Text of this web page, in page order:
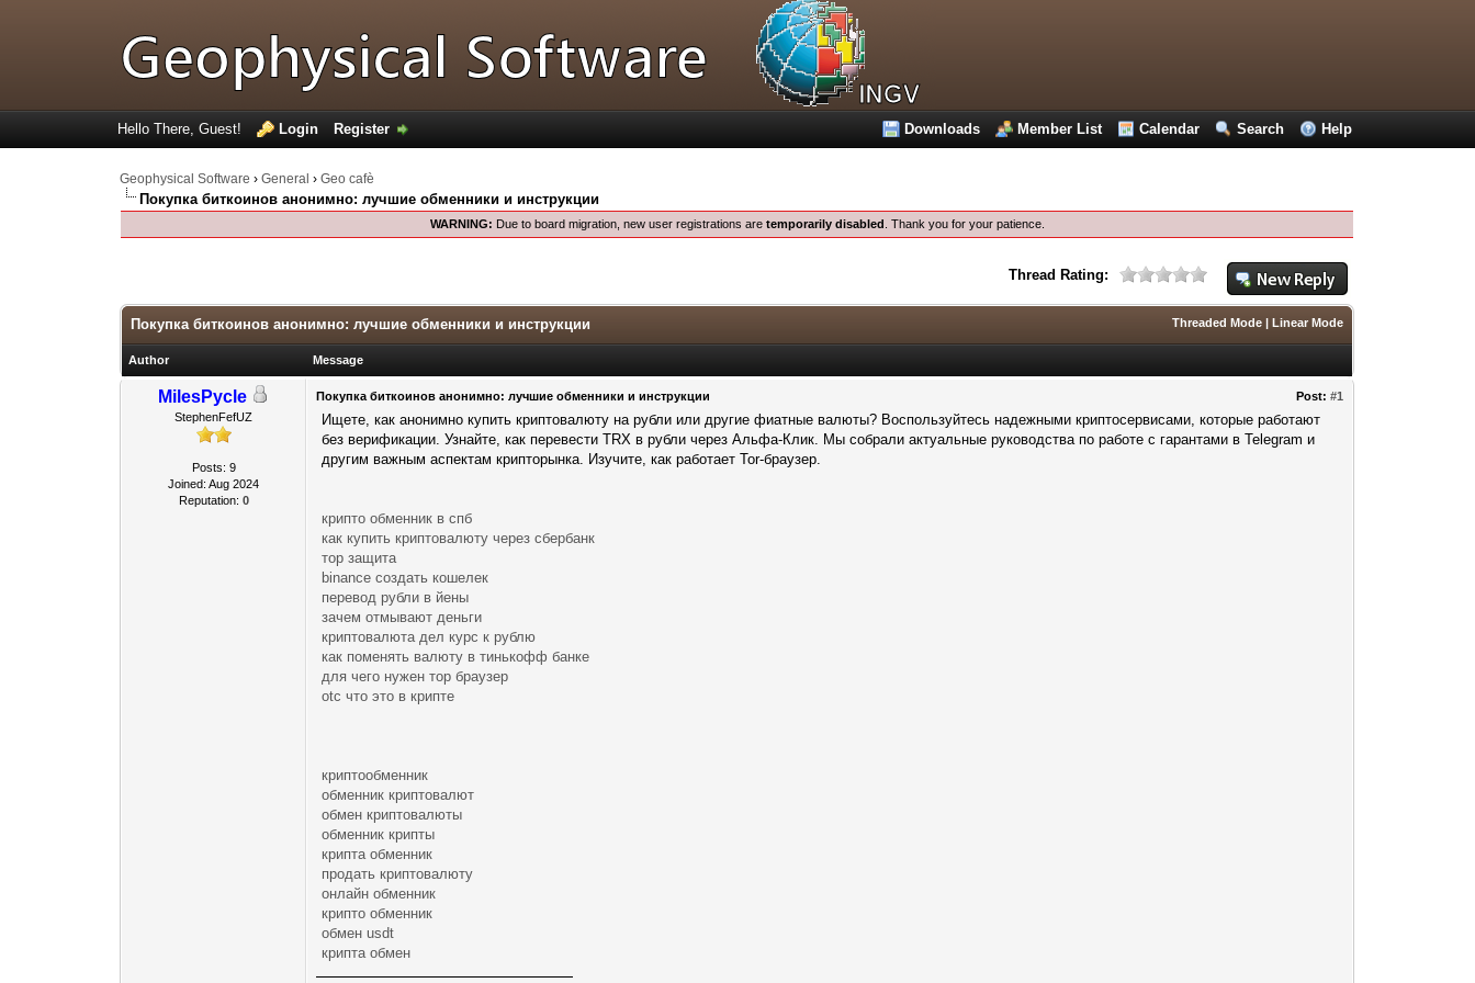
Downloads Member List Calendar Search Help
Hello There, Guest! Login Register
Geophysical Software ›General ›Geo cafè
Покупка биткоинов анонимно: лучшие обменники и инструкции
WARNING: Due to board migration, new user registrations are temporarily disabled . Thank you for your patience.
Thread Rating:
Threaded Mode |Linear Mode
Покупка биткоинов анонимно: лучшие обменники и инструкции
Author Message
MilesPycle
StephenFefUZ
Posts: 9
Joined: Aug 2024
Reputation: 0
Post:#1
Покупка биткоинов анонимно: лучшие обменники и инструкции
Ищете, как анонимно купить криптовалюту на рубли или другие фиатные валюты? Воспользуйтесь надежными криптосервисами, которые работают
без верификации. Узнайте, как перевести TRX в рубли через Альфа-Клик. Мы собрали актуальные руководства по работе с гарантами в Telegram и
другим важным аспектам крипторынка. Изучите, как работает Tor-браузер.
крипто обменник в спб
как купить криптовалюту через сбербанк
тор защита
binance создать кошелек
перевод рубли в йены
зачем отмывают деньги
криптовалюта дел курс к рублю
как поменять валюту в тинькофф банке
для чего нужен тор браузер
otc что это в крипте
криптообменник
обменник криптовалют
обмен криптовалюты
обменник крипты
крипта обменник
продать криптовалюту
онлайн обменник
крипто обменник
обмен usdt
крипта обмен